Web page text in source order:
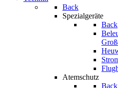
Back
Spezialgeräte
Back
Atemschutz
Back